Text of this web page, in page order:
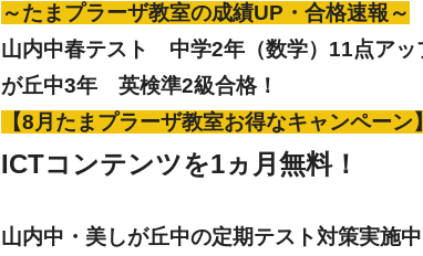
～たまプラーザ教室の成績UP・合格速報～
山内中春テスト 中学2年（数学）11点アッ
が丘中3年 英検準2級合格！
【8月たまプラーザ教室お得なキャンペーン】
ICTコンテンツを1ヵ月無料！
山内中・美しが丘中の定期テスト対策実施中